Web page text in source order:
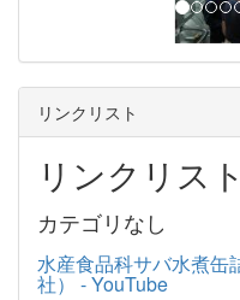
o
u
リンクリスト
リンクリス
カテゴリなし
水産食品科サバ水煮缶
社） - YouTube